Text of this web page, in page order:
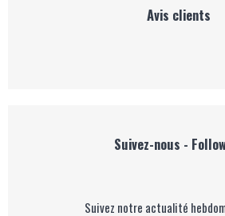
Avis clients
Suivez-nous -
Suivez notre actualité